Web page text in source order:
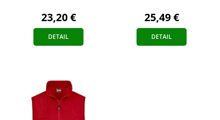
23,20 €
DETAIL
25,49 €
DETAIL